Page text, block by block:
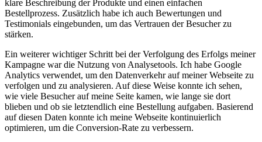
klare Beschreibung der Produkte und einen einfachen
Bestellprozess. Zusätzlich ⁤habe ich auch Bewertungen und
Testimonials eingebunden, um⁣ das Vertrauen⁣ der Besucher zu
⁣stärken.
Ein weiterer wichtiger Schritt bei ⁤der Verfolgung​ des ​Erfolgs ⁣meiner
Kampagne⁣ war‌ die⁣ Nutzung von Analysetools. Ich⁢ habe Google
Analytics ‍verwendet,⁢ um den Datenverkehr auf meiner ​Webseite ‌zu
verfolgen⁣ und zu ⁢analysieren. Auf diese Weise konnte ich sehen,
wie ⁣viele⁢ Besucher auf meine Seite⁤ kamen, wie lange sie dort ​
blieben und ob​ sie letztendlich eine Bestellung aufgaben. Basierend
‌auf‌ diesen Daten ‍konnte‌ ich meine ⁤Webseite kontinuierlich
optimieren, um die⁤ Conversion-Rate zu verbessern.